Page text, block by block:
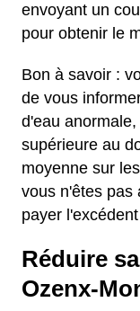
envoyant un
pour obtenir le
Bon à savoir :
de vous
d'eau
supérieure au
moyenne sur
vous n'êtes pas
payer
Réduire
Ozenx-